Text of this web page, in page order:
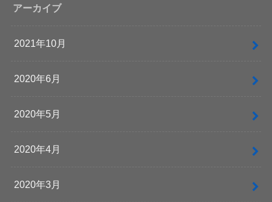
アーカイブ
2021年10月
2020年6月
2020年5月
2020年4月
2020年3月